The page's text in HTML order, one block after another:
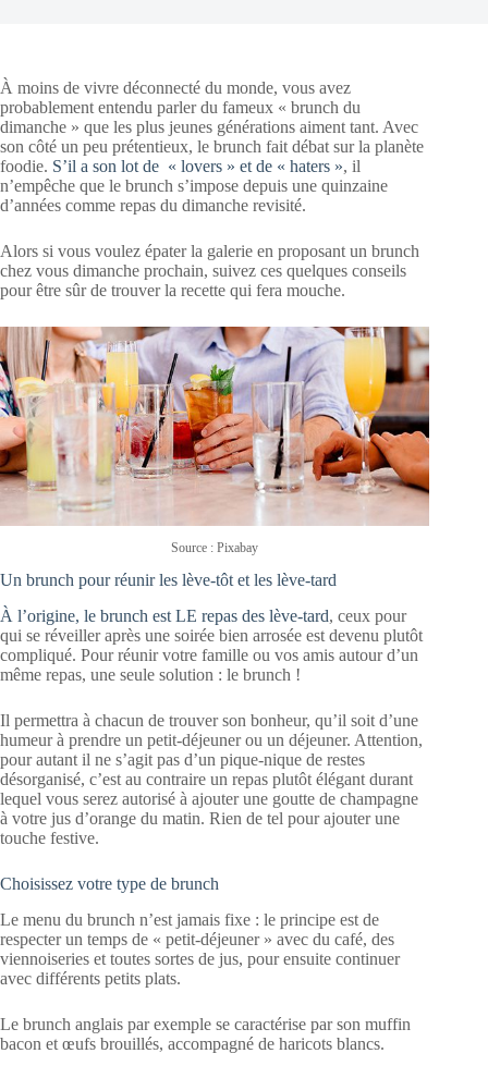
À moins de vivre déconnecté du monde, vous avez
probablement entendu parler du fameux « brunch du
dimanche » que les plus jeunes générations aiment tant. Avec
son côté un peu prétentieux, le brunch fait débat sur la planète
foodie. S’il a son lot de « lovers » et de « haters », il
n’empêche que le brunch s’impose depuis une quinzaine
d’années comme repas du dimanche revisité.
Alors si vous voulez épater la galerie en proposant un brunch
chez vous dimanche prochain, suivez ces quelques conseils
pour être sûr de trouver la recette qui fera mouche.
Source : Pixabay
Un brunch pour réunir les lève-tôt et les lève-tard
À l’origine, le brunch est LE repas des lève-tard, ceux pour
qui se réveiller après une soirée bien arrosée est devenu plutôt
compliqué. Pour réunir votre famille ou vos amis autour d’un
même repas, une seule solution : le brunch !
Il permettra à chacun de trouver son bonheur, qu’il soit d’une
humeur à prendre un petit-déjeuner ou un déjeuner. Attention,
pour autant il ne s’agit pas d’un pique-nique de restes
désorganisé, c’est au contraire un repas plutôt élégant durant
lequel vous serez autorisé à ajouter une goutte de champagne
à votre jus d’orange du matin. Rien de tel pour ajouter une
touche festive.
Choisissez votre type de brunch
Le menu du brunch n’est jamais fixe : le principe est de
respecter un temps de « petit-déjeuner » avec du café, des
viennoiseries et toutes sortes de jus, pour ensuite continuer
avec différents petits plats.
Le brunch anglais par exemple se caractérise par son muffin
bacon et œufs brouillés, accompagné de haricots blancs.